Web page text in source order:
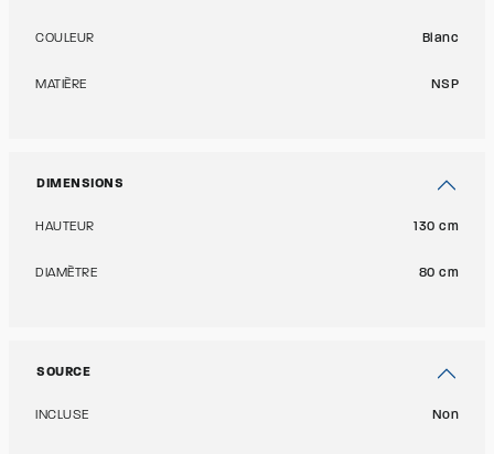
COULEUR Blanc
MATIÈRE NSP
DIMENSIONS
HAUTEUR 130 cm
DIAMÈTRE 80 cm
SOURCE
INCLUSE Non